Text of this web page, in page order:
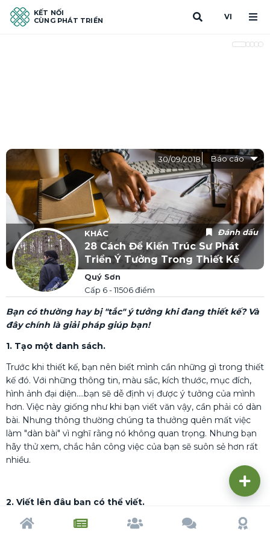
KẾT NỐI
CÙNG PHÁT TRIỂN
VI
Quý Sơn
Cấp 6 - 11506 điểm
Đánh dấu
KHÁC
28 Cách Để Kiến Trúc Sư Phát
Triển Ý Tưởng Trong Thiết Kế
30/09/2018 Báo cáo
Bạn có thường hay bị "tắc" ý tưởng khi đang thiết kế? Và
đây chính là giải pháp giúp bạn!
1. Tạo một danh sách.
Trước khi thiết kế, bạn nên biết mình cần những gì trong thiết
kế đó. Với những thông tin, màu sắc, kích thước, mục đích,
hình ảnh đại diện....bạn sẽ dễ định vị được ý tưởng của mình
hơn. Việc này giống như khi bạn viết văn vậy, cần phải có dàn
bài. Nhưng thông thường chúng ta thưởng quên mất việc
làm "dàn bài" vì nghĩ rằng nó không quan trọng. Nhưng bạn
hãy thử xem, chắc hẳn công việc của bạn sẽ suôn sẻ hơn rất
nhiều.
2. Viết lên đâu bạn có thể viết.
Những nhà văn thường luôn giữ cạnh mình cây bút và cuốn
Trang chủ Tạp chí Cộng đồng Cố vấn Dấu ấn